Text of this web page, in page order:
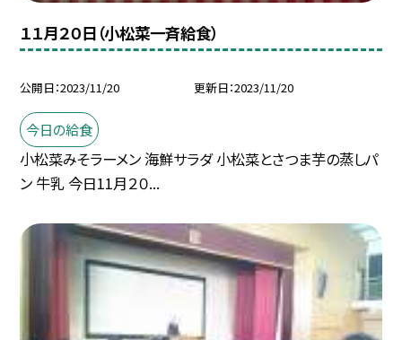
１１月２０日（小松菜一斉給食）
公開日 2023/11/20 更新日 2023/11/20
今日の給食
小松菜みそラーメン 海鮮サラダ 小松菜とさつま芋の蒸しパ
ン 牛乳 今日11月２０...